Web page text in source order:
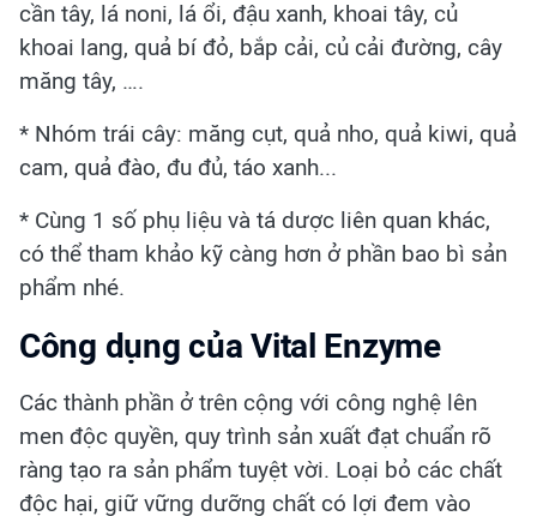
cần tây, lá noni, lá ổi, đậu xanh, khoai tây, củ
khoai lang, quả bí đỏ, bắp cải, củ cải đường, cây
măng tây, ….
* Nhóm trái cây: măng cụt, quả nho, quả kiwi, quả
cam, quả đào, đu đủ, táo xanh...
* Cùng 1 số phụ liệu và tá dược liên quan khác,
có thể tham khảo kỹ càng hơn ở phần bao bì sản
phẩm nhé.
Công dụng của Vital Enzyme
Các thành phần ở trên cộng với công nghệ lên
men độc quyền, quy trình sản xuất đạt chuẩn rõ
ràng tạo ra sản phẩm tuyệt vời. Loại bỏ các chất
độc hại, giữ vững dưỡng chất có lợi đem vào